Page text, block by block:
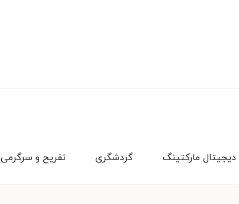
تفریح و سرگرمی گردشگری دیجیتال مارکتینگ